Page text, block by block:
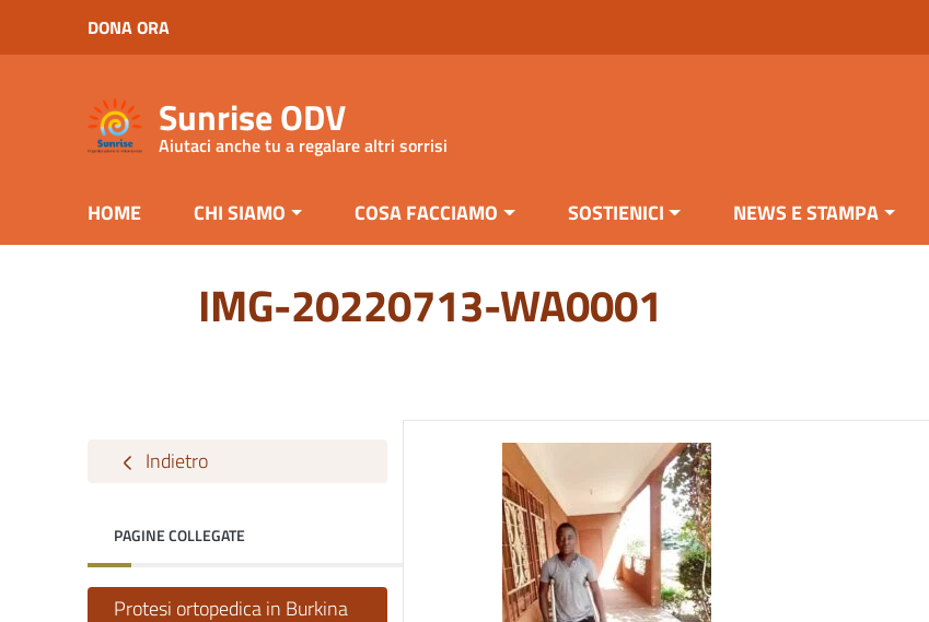
Vai al menu di navigazione
DONA ORA
Sunrise ODV
Aiutaci anche tu a regalare altri sorrisi
HOME CHI SIAMO COSA FACCIAMO SOSTIENICI NEWS E STAMPA
IMG-20220713-WA0001
Indietro
PAGINE COLLEGATE
Protesi ortopedica in Burkina